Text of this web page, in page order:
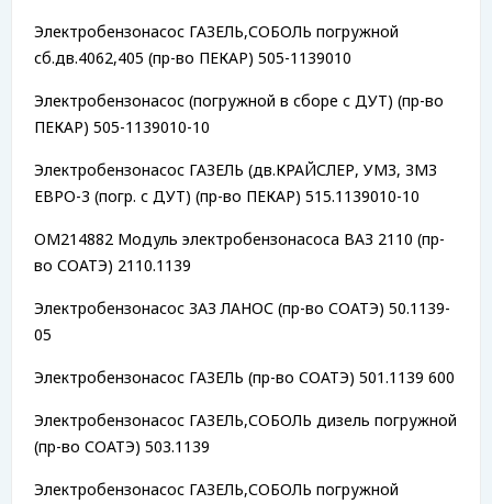
Электробензонасос ГАЗЕЛЬ,СОБОЛЬ погружной
сб.дв.4062,405 (пр-во ПЕКАР) 505-1139010
Электробензонасос (погружной в сборе с ДУТ) (пр-во
ПЕКАР) 505-1139010-10
Электробензонасос ГАЗЕЛЬ (дв.КРАЙСЛЕР, УМЗ, ЗМЗ
ЕВРО-3 (погр. с ДУТ) (пр-во ПЕКАР) 515.1139010-10
OM214882 Модуль электробензонасоса ВАЗ 2110 (пр-
во СОАТЭ) 2110.1139
Электробензонасос ЗАЗ ЛАНОС (пр-во СОАТЭ) 50.1139-
05
Электробензонасос ГАЗЕЛЬ (пр-во СОАТЭ) 501.1139 600
Электробензонасос ГАЗЕЛЬ,СОБОЛЬ дизель погружной
(пр-во СОАТЭ) 503.1139
Электробензонасос ГАЗЕЛЬ,СОБОЛЬ погружной